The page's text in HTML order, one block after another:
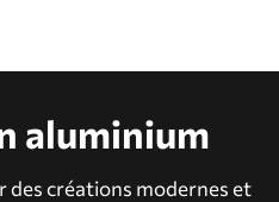
aluminium
des créations modernes et